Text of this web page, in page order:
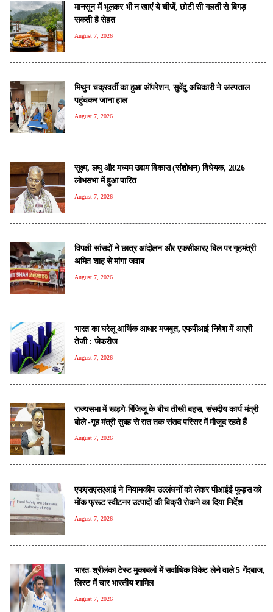
मानसून में भूलकर भी न खाएं ये चीजें, छोटी सी गलती से बिगड़
सकती है सेहत
August 7, 2026
मिथुन चक्रवर्ती का हुआ ऑपरेशन, सुवेंदु अधिकारी ने अस्पताल
पहुंचकर जाना हाल
August 7, 2026
सूक्ष्म, लघु और मध्यम उद्यम विकास (संशोधन) विधेयक, 2026
लोभसभा में हुआ पारित
August 7, 2026
विपक्षी सांसदों ने छात्र आंदोलन और एफसीआरए बिल पर गृहमंत्री
अमित शाह से मांगा जवाब
August 7, 2026
भारत का घरेलू आर्थिक आधार मजबूत, एफपीआई निवेश में आएगी
तेजी : जेफरीज
August 7, 2026
राज्यसभा में खड़गे-रिजिजू के बीच तीखी बहस, संसदीय कार्य मंत्री
बोले -गृह मंत्री सुबह से रात तक संसद परिसर में मौजूद रहते हैं
August 7, 2026
एफएसएसएआई ने नियामकीय उल्लंघनों को लेकर पीआईई फूड्स को
मोंक फ्रूट स्वीटनर उत्पादों की बिक्री रोकने का दिया निर्देश
August 7, 2026
भारत-श्रीलंका टेस्ट मुकाबलों में सर्वाधिक विकेट लेने वाले 5 गेंदबाज,
लिस्ट में चार भारतीय शामिल
August 7, 2026